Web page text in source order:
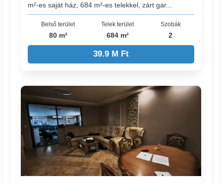
m²-es saját ház, 684 m²-es telekkel, zárt gar...
Belső terület
80 m²
Telek terület
684 m²
Szobák
2
39.9 M Ft